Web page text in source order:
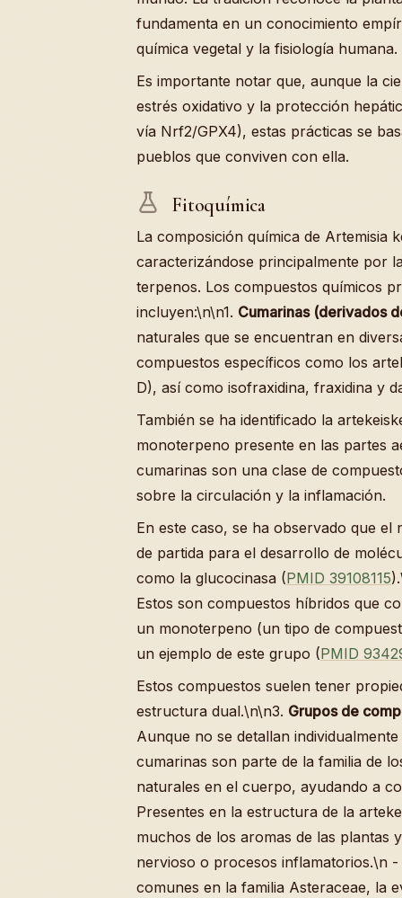
fundamenta en un conocimiento
química vegetal y la fisiología humana.
Es importante notar que, aunque la
estrés oxidativo y la protección
vía Nrf2/GPX4), estas prácticas se
pueblos que conviven con ella.
Fitoquímica
La composición química de Artemisia
caracterizándose principalmente por
terpenos. Los compuestos químicos
incluyen:\n\n1. Cumarinas (derivados
naturales que se encuentran en
compuestos específicos como los
D), así como isofraxidina, fraxidina y
También se ha identificado la
monoterpeno presente en las partes
cumarinas son una clase de
sobre la circulación y la inflamación.
En este caso, se ha observado que
de partida para el desarrollo de
como la glucocinasa (PMID 39108115
Estos son compuestos híbridos que
un monoterpeno (un tipo de
un ejemplo de este grupo (PMID
Estos compuestos suelen tener
estructura dual.\n\n3. Grupos de
Aunque no se detallan
cumarinas son parte de la familia de
naturales en el cuerpo, ayudando a
Presentes en la estructura de la
muchos de los aromas de las plantas
nervioso o procesos inflamatorios.\n -
comunes en la familia Asteraceae, la